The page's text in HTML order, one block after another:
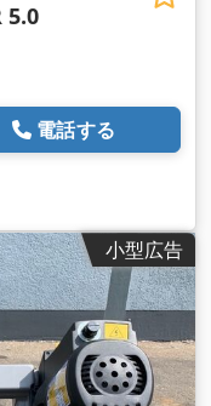
5.0
電話する
小型広告